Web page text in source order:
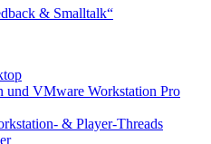
& Smalltalk“
und VMware Workstation Pro
& Player-Threads